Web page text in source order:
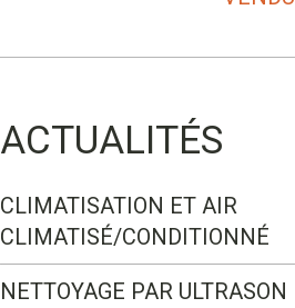
ACTUALITÉS
CLIMATISATION ET AIR
CLIMATISÉ/CONDITIONNÉ
NETTOYAGE PAR ULTRASON